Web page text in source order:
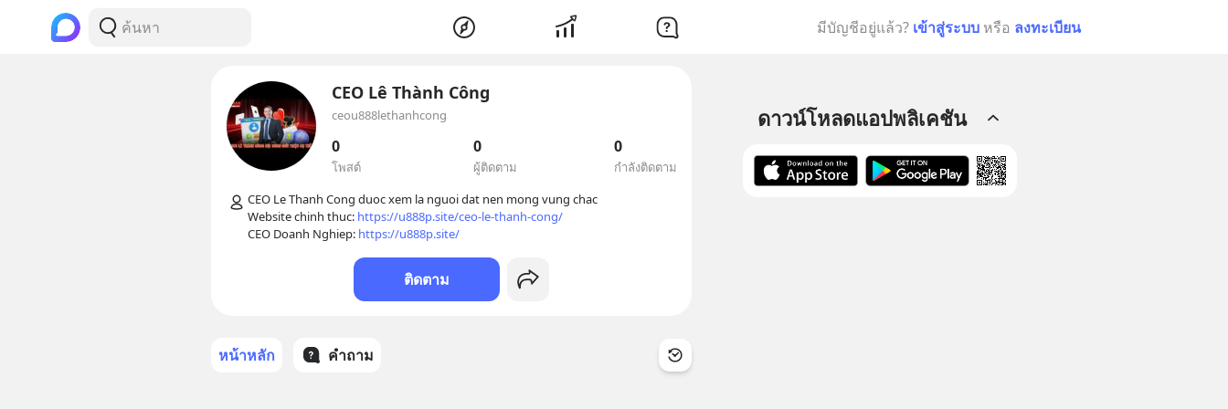
มีบัญชีอยู่แล้ว? เข้าสู่ระบบ หรือ ลงทะเบียน
CEO Lê Thành Công
ceou888lethanhcong
0
โพสต์
0
ผู้ติดตาม
0
กำลังติดตาม
CEO Le Thanh Cong duoc xem la nguoi dat nen mong vung chac
Website chinh thuc: https://u888p.site/ceo-le-thanh-cong/
CEO Doanh Nghiep: https://u888p.site/
ติดตาม
หน้าหลัก คำถาม
ดาวน์โหลดแอปพลิเคชัน